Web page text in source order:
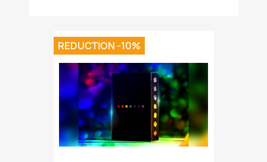
REDUCTION -10%